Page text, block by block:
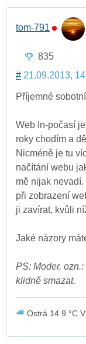
tom-791
835
# 21.09.2013,
Příjemné
Web In-počasí
roky chodím a
Nicméně je tu
načítání webu
mě nijak
při zobrazení
ji zavírat, kvůli
Jaké názory
PS: Moder.
klidně smazat.
Ostrá 14.9 °C